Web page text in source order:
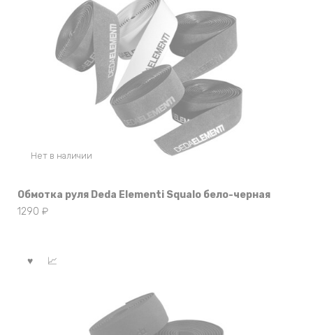
Нет в наличии
Обмотка руля Deda Elementi Squalo бело-черная
1290 ₽